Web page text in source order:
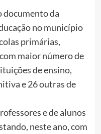
documento da
no município
primárias,
maior número de
de ensino,
e 26 outras de
e de alunos
neste ano, com